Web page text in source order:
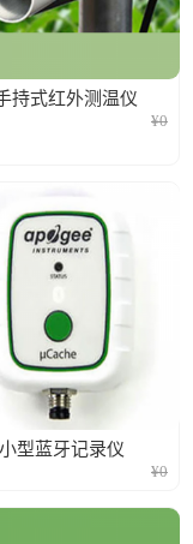
持式红外测温仪
¥0
型蓝牙记录仪
¥0